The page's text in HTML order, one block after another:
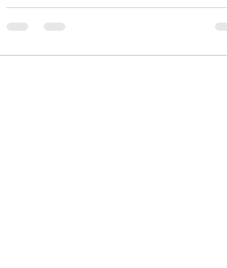
competitivi